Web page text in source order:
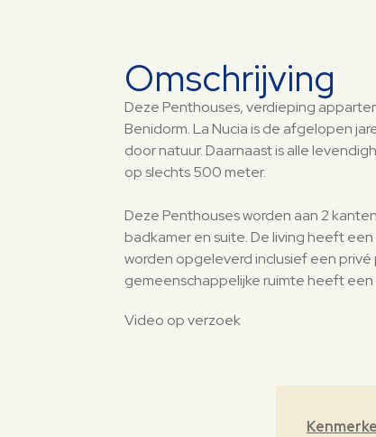
Omschrijving
Deze Penthouses, verdieping
Benidorm. La Nucia is de afgelopen
door natuur. Daarnaast is alle
op slechts 500 meter.
Deze Penthouses worden aan 2
badkamer en suite. De living heeft
worden opgeleverdinclusief een privé
gemeenschappelijke ruimte heeft
Video op verzoek